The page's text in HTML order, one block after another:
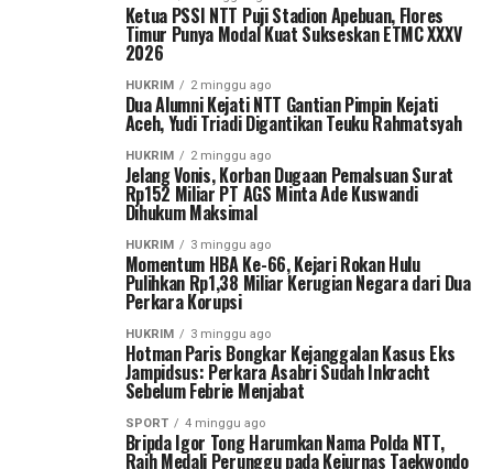
Ketua PSSI NTT Puji Stadion Apebuan, Flores
Timur Punya Modal Kuat Sukseskan ETMC XXXV
2026
HUKRIM 2 minggu ago
Dua Alumni Kejati NTT Gantian Pimpin Kejati
Aceh, Yudi Triadi Digantikan Teuku Rahmatsyah
HUKRIM 2 minggu ago
Jelang Vonis, Korban Dugaan Pemalsuan Surat
Rp152 Miliar PT AGS Minta Ade Kuswandi
Dihukum Maksimal
HUKRIM 3 minggu ago
Momentum HBA Ke-66, Kejari Rokan Hulu
Pulihkan Rp1,38 Miliar Kerugian Negara dari Dua
Perkara Korupsi
HUKRIM 3 minggu ago
Hotman Paris Bongkar Kejanggalan Kasus Eks
Jampidsus: Perkara Asabri Sudah Inkracht
Sebelum Febrie Menjabat
SPORT 4 minggu ago
Bripda Igor Tong Harumkan Nama Polda NTT,
Raih Medali Perunggu pada Kejurnas Taekwondo